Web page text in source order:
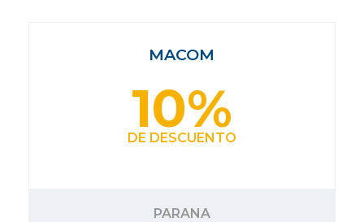
MACOM
10%
DE DESCUENTO
PARANA